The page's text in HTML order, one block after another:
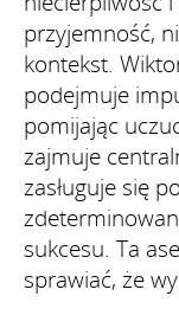
przyjemność,
kontekst.
podejmuje
pomijając
zajmuje
zasługuje się
sukcesu. Ta
sprawiać, że